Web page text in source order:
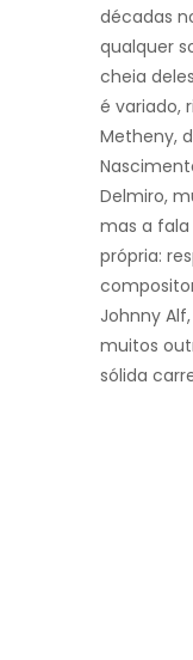
décadas
qualquer
cheia
é variado,
Metheny,
Delmiro,
mas a
própria:
Johnny
muitos
sólida